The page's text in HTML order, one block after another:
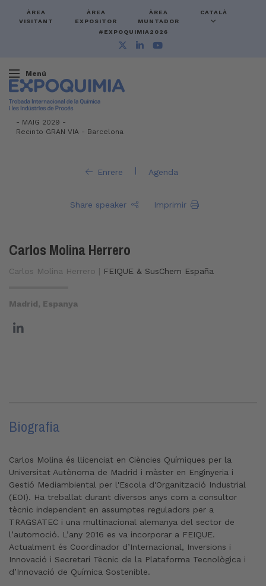
ÀREA
VISITANT
ÀREA
EXPOSITOR
ÀREA
MUNTADOR
CATALÀ
#EXPOQUIMIA2026
Menú
- MAIG 2029 -
Recinto GRAN VIA - Barcelona
Enrere | Agenda
Share speaker Imprimir
Carlos Molina Herrero
Carlos Molina Herrero | FEIQUE & SusChem España
Madrid, Espanya
Biografia
Carlos Molina és llicenciat en Ciències Químiques per la
Universitat Autònoma de Madrid i màster en Enginyeria i
Gestió Mediambiental per l'Escola d'Organització Industrial
(EOI). Ha treballat durant diversos anys com a consultor
tècnic independent en assumptes reguladors per a
TRAGSATEC i una multinacional alemanya del sector de
l’automoció. L’any 2016 es va incorporar a FEIQUE.
Actualment és Coordinador d’Internacional, Inversions i
Innovació i Secretari Tècnic de la Plataforma Tecnològica i
d’Innovació de Química Sostenible.